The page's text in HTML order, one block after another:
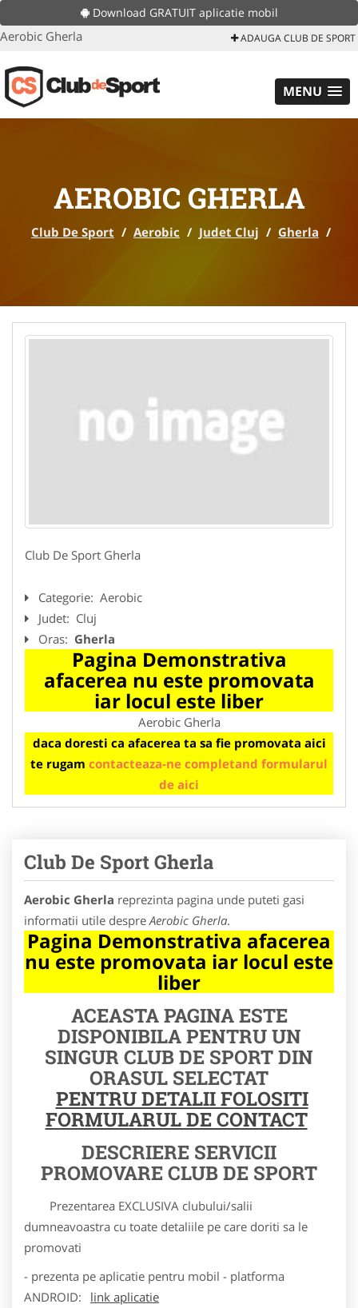
Download GRATUIT aplicatie mobil
Aerobic Gherla ADAUGA CLUB DE SPORT
MENU
AEROBIC GHERLA
Club De Sport / Aerobic / Judet Cluj / Gherla /
Club De Sport Gherla
Categorie: Aerobic
Judet: Cluj
Oras: Gherla
Pagina Demonstrativa
afacerea nu este promovata
iar locul este liber
Aerobic Gherla
daca doresti ca afacerea ta sa fie promovata aici
te rugam contacteaza-ne completand formularul
de aici
Club De Sport Gherla
Aerobic Gherla reprezinta pagina unde puteti gasi
informatii utile despre Aerobic Gherla.
Pagina Demonstrativa afacerea
nu este promovata iar locul este
liber
ACEASTA PAGINA ESTE
DISPONIBILA PENTRU UN
SINGUR CLUB DE SPORT DIN
ORASUL SELECTAT
PENTRU DETALII FOLOSITI
FORMULARUL DE CONTACT
DESCRIERE SERVICII
PROMOVARE CLUB DE SPORT
Prezentarea EXCLUSIVA clubului/salii
dumneavoastra cu toate detaliile pe care doriti sa le
promovati
- prezenta pe aplicatie pentru mobil - platforma
ANDROID:
link aplicatie